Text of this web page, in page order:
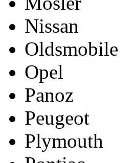
Nissan
Oldsmobile
Opel
Panoz
Peugeot
Plymouth